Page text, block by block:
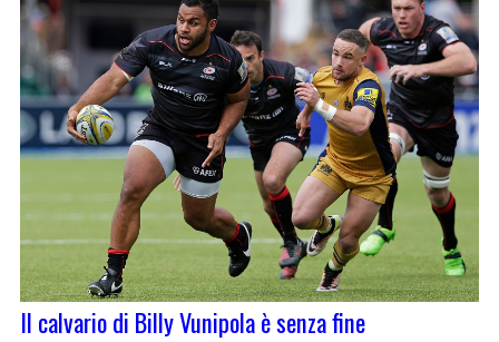
Il calvario di Billy Vunipola è senza fine